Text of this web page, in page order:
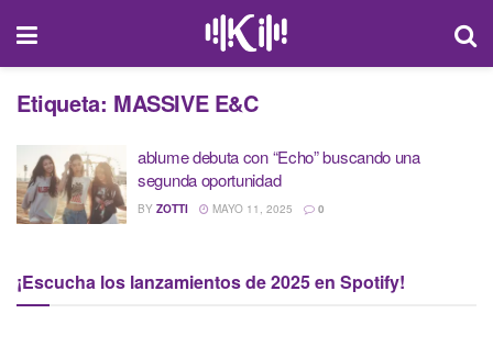
Etiqueta: MASSIVE E&C
ablume debuta con “Echo” buscando una
segunda oportunidad
BY ZOTTI MAYO 11, 2025 0
¡Escucha los lanzamientos de 2025 en Spotify!